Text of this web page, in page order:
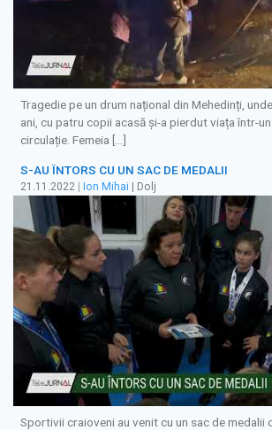
Tragedie pe un drum național din Mehedinți,
ani, cu patru copii acasă și-a pierdut viața într-
circulație. Femeia […]
S-AU ÎNTORS CU UN SAC DE MEDALII
21.11.2022 Ion Mihai | Dolj
Sportivii craioveni au venit cu un sac de medalii